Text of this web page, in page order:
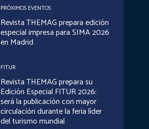
PRÓXIMOS EVENTOS
Revista THEMAG prepara edición
especial impresa para SIMA 2026
en Madrid
FITUR
Revista THEMAG prepara su
Edición Especial FITUR 2026:
será la publicación con mayor
circulación durante la feria líder
del turismo mundial